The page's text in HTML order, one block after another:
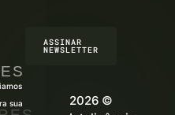
ASSINAR
NEWSLETTER
sua
2026 ©